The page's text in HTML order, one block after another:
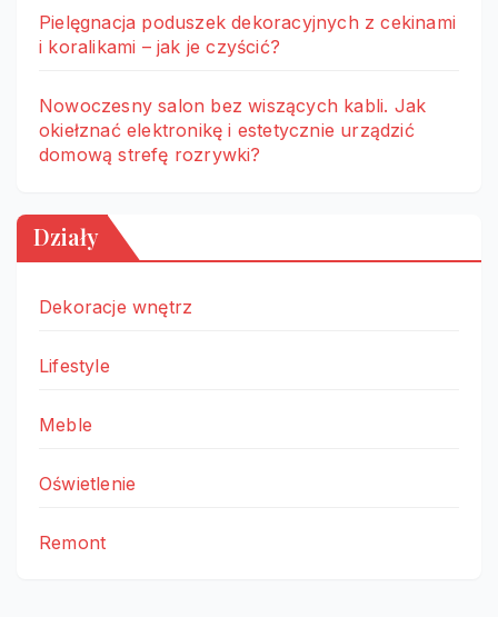
Pielęgnacja poduszek dekoracyjnych z cekinami
i koralikami – jak je czyścić?
Nowoczesny salon bez wiszących kabli. Jak
okiełznać elektronikę i estetycznie urządzić
domową strefę rozrywki?
Działy
Dekoracje wnętrz
Lifestyle
Meble
Oświetlenie
Remont